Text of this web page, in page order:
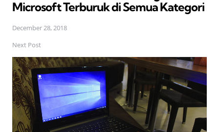
Microsoft Terburuk di Semua Kategori
December 28, 2018
Next Post